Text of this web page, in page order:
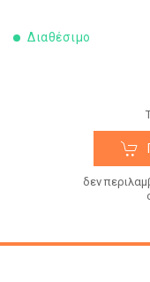
Διαθέσιμο
δεν